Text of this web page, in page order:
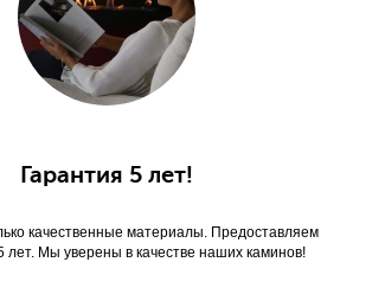
Гарантия 5 лет!
качественные материалы. Предоставляем
лет. Мы уверены в качестве наших каминов!